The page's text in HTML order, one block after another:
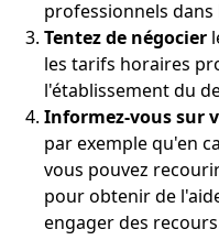
professionnels
Tentez de négocier
les tarifs horaires
l'établissement du
Informez-vous sur
par exemple qu'en
vous pouvez
pour obtenir de
engager des